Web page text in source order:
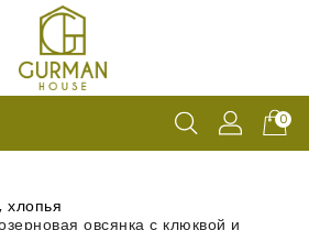
0
хлопья
овсянка с клюквой и